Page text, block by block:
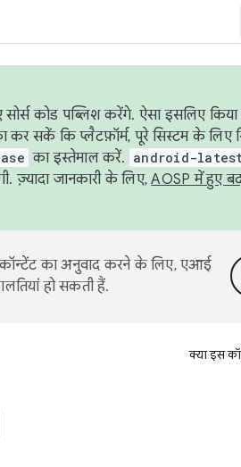
कोड पब्लिश करेंगे. ऐसा इसलिए
कि प्लैटफ़ॉर्म, पूरे सिस्टम के लिए
का इस्तेमाल करें. android-
ज़्यादा जानकारी के लिए,AOSP में हुए
का अनुवाद करने के लिए, एआई
हो सकती हैं.
क्या इस